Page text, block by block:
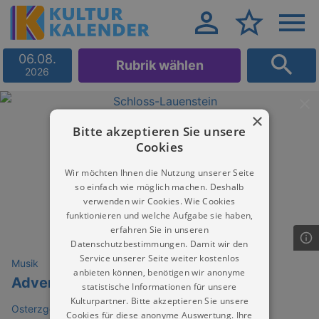
06.08.
2026 Rubrik wählen
Musik
Adventskonzert
Osterzgebirgsmuseum Schloss Lauenstein
×
Bitte akzeptieren Sie unsere
Cookies
Wir möchten Ihnen die Nutzung unserer Seite
so einfach wie möglich machen. Deshalb
verwenden wir Cookies. Wie Cookies
funktionieren und welche Aufgabe sie haben,
erfahren Sie in unseren
Datenschutzbestimmungen. Damit wir den
Service unserer Seite weiter kostenlos
anbieten können, benötigen wir anonyme
statistische Informationen für unsere
Kulturpartner. Bitte akzeptieren Sie unsere
Cookies für diese anonyme Auswertung. Ihre